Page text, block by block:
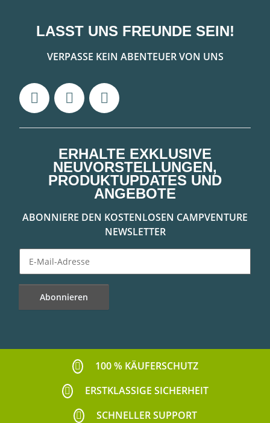
LASST UNS FREUNDE SEIN!
VERPASSE KEIN ABENTEUER VON UNS
ERHALTE EXKLUSIVE
NEUVORSTELLUNGEN,
PRODUKTUPDATES UND
ANGEBOTE
ABONNIERE DEN KOSTENLOSEN CAMPVENTURE
NEWSLETTER
Abonnieren
100 % KÄUFERSCHUTZ
ERSTKLASSIGE SICHERHEIT
SCHNELLER SUPPORT